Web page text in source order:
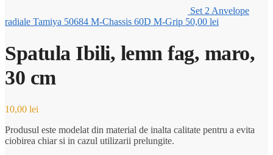
Set 2 Anvelope
radiale Tamiya 50684 M-Chassis 60D M-Grip 50,00 lei
Spatula Ibili, lemn fag, maro,
30 cm
10,00 lei
Produsul este modelat din material de inalta calitate pentru a evita
ciobirea chiar si in cazul utilizarii prelungite.